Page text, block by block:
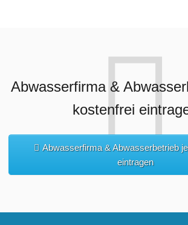
Abwasserfirma &
kostenfrei
Abwasserfirma & Abwasserbetrieb
eintragen